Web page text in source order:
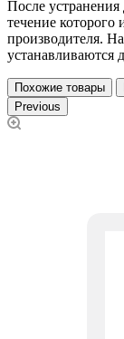
После устранения
течение которого
производителя.
устанавливаются
Похожие товары
Previous